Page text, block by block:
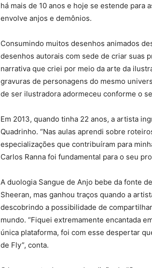
há mais de 10 anos e hoje se estende para
envolve anjos e demônios.
Consumindo muitos desenhos animados
desenhos autorais com sede de criar suas
narrativa que criei por meio da arte da
gravuras de personagens do mesmo
de ser ilustradora adormeceu conforme o
Em 2013, quando tinha 22 anos, a artista
Quadrinho. “Nas aulas aprendi sobre
especializações que contribuíram para
Carlos Ranna foi fundamental para o seu
A duologia Sangue de Anjo bebe da fonte
Sheeran, mas ganhou traços quando a
descobrindo a possibilidade de
mundo. “Fiquei extremamente encantada
única plataforma, foi com esse despertar
de Fly”, conta.